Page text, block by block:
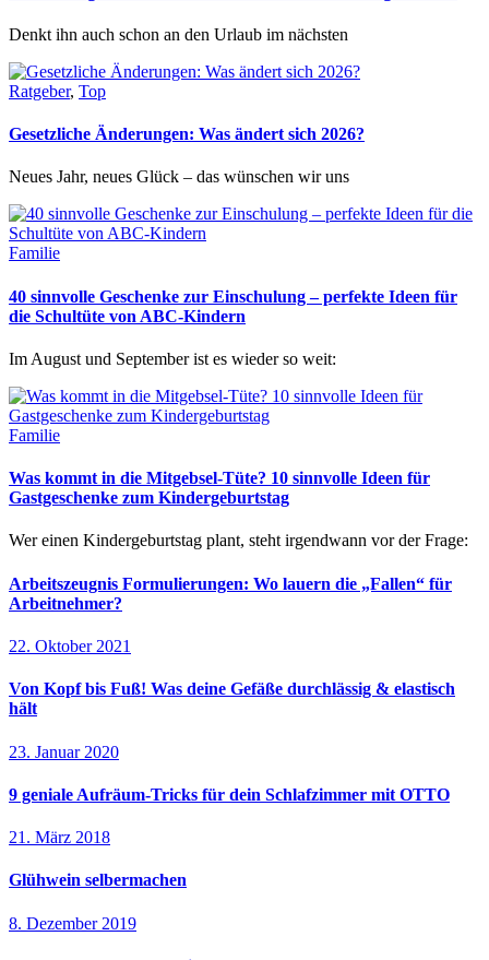
Denkt ihn auch schon an den Urlaub im nächsten
Ratgeber, Top
Gesetzliche Änderungen: Was ändert sich 2026?
Neues Jahr, neues Glück – das wünschen wir uns
Familie
40 sinnvolle Geschenke zur Einschulung – perfekte Ideen für
die Schultüte von ABC-Kindern
Im August und September ist es wieder so weit:
Familie
Was kommt in die Mitgebsel-Tüte? 10 sinnvolle Ideen für
Gastgeschenke zum Kindergeburtstag
Wer einen Kindergeburtstag plant, steht irgendwann vor der Frage:
Arbeitszeugnis Formulierungen: Wo lauern die „Fallen“ für
Arbeitnehmer?
22. Oktober 2021
Von Kopf bis Fuß! Was deine Gefäße durchlässig & elastisch
hält
23. Januar 2020
9 geniale Aufräum-Tricks für dein Schlafzimmer mit OTTO
21. März 2018
Glühwein selbermachen
8. Dezember 2019